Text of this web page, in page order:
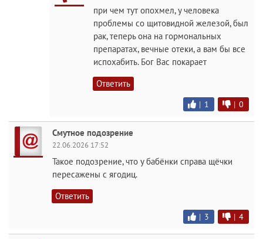
при чем тут опохмел, у человека
проблемы со щитовидной железой, был
рак, теперь она на гормональных
препаратах, вечные отеки, а вам бы все
испохабить. Бог Вас покарает
Ответить
| 1 | 0
Смутное подозрение
22.06.2026 17:52
Такое подозрение, что у бабёнки справа щёчки
пересажены с ягодиц.
Ответить
| 3 | 4